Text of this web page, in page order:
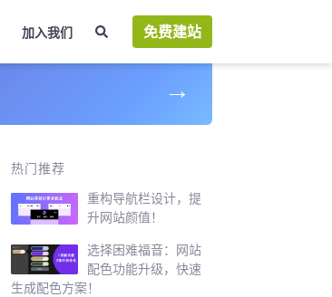
加入我们 免费建站
→
热门推荐
重构导航栏设计，提
升网站颜值！
选择困难福音：网站
配色功能升级，快速
生成配色方案！